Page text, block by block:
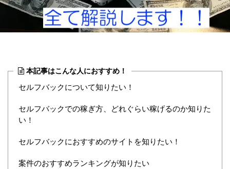
本記事はこんな人におすすめ！
セルフバックについて知りたい！
セルフバックでの稼ぎ方、どれぐらい稼げるのか知りた
い！
セルフバックにおすすめのサイトを知りたい！
案件のおすすめランキングが知りたい